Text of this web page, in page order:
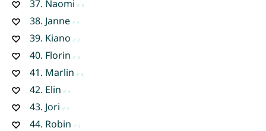
37. Naomi
38. Janne
39. Kiano
40. Florin
41. Marlin
42. Elin
43. Jori
44. Robin